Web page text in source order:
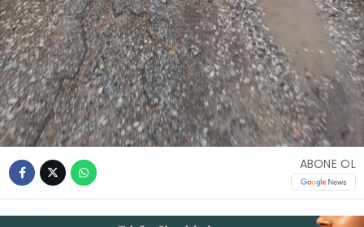
ABONE OL